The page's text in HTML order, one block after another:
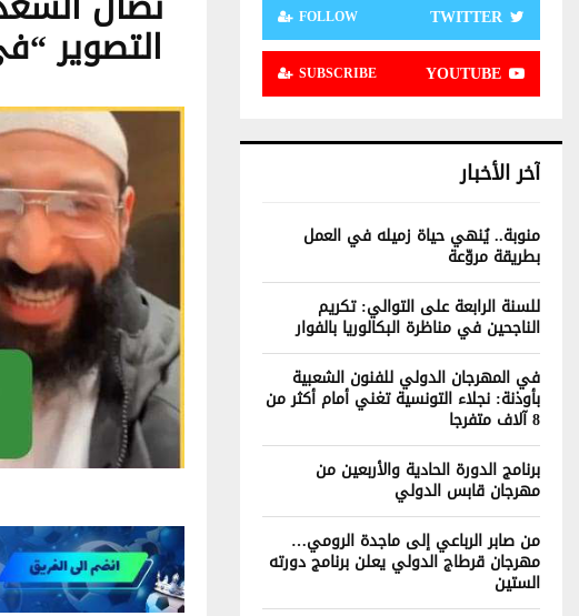
التصوير TWITTER
FOLLOW
YOUTUBE
SUBSCRIBE
آخر الأخبار
منوبة.. يُنهي حياة زميله في العمل
بطريقة مروّعة
للسنة الرابعة على التوالي: تكريم
الناجحين في مناظرة البكالوريا بالفوار
في المهرجان الدولي للفنون الشعبية
بأوذنة: نجلاء التونسية تغني أمام أكثر من
8 آلاف متفرجا
برنامج الدورة الحادية والأربعين من
مهرجان قابس الدولي
من صابر الرباعي إلى ماجدة الرومي…
مهرجان قرطاج الدولي يعلن برنامج دورته
الستين